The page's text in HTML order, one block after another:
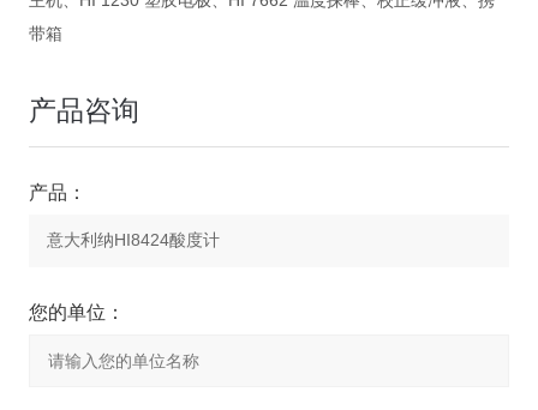
带箱
产品咨询
产品：
您的单位：